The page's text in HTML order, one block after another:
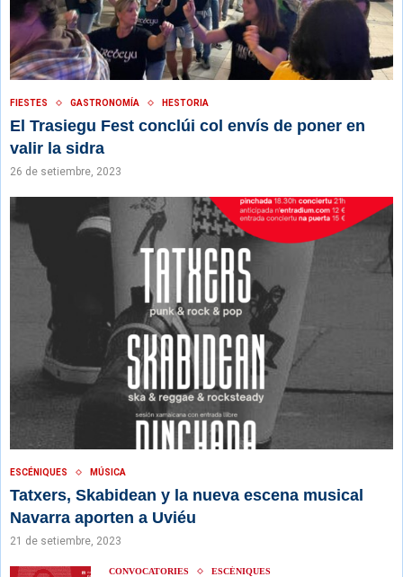
FIESTES GASTRONOMÍA HESTORIA
El Trasiegu Fest conclúi col envís de poner en
valir la sidra
26 de setiembre, 2023
ESCÉNIQUES MÚSICA
Tatxers, Skabidean y la nueva escena musical
Navarra aporten a Uviéu
21 de setiembre, 2023
CONVOCATORIES ESCÉNIQUES